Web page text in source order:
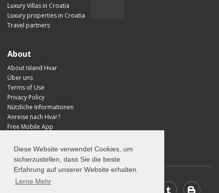
Diese Website verwendet Cookies, um
sicherzustellen, dass Sie die beste
Erfahrung auf unserer Website erhalten.
Lerne Mehr
Luxury Villas in Croatia
Luxury properties in Croatia
Travel partners
About
About Island Hvar
Über uns
Terms of Use
Privacy Policy
Nützliche Informationen
Anreise nach Hvar?
Free Mobile App